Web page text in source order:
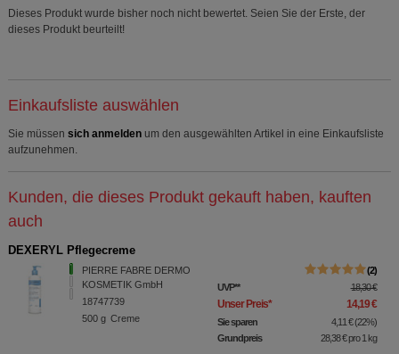
Dieses Produkt wurde bisher noch nicht bewertet. Seien Sie der Erste, der
dieses Produkt beurteilt!
Einkaufsliste auswählen
Sie müssen sich anmelden um den ausgewählten Artikel in eine Einkaufsliste
aufzunehmen.
Kunden, die dieses Produkt gekauft haben, kauften
auch
DEXERYL Pflegecreme
PIERRE FABRE DERMO
KOSMETIK GmbH
18747739
500 g Creme
2
UVP** 18,30 €
Unser Preis* 14,19 €
Sie sparen 4,11 € (22%)
Grundpreis
28,38 €pro 1 kg